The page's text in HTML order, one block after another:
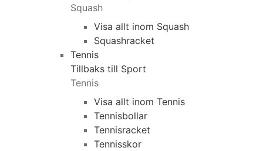
Squash
Visa allt inom Squash
Squashracket
Tennis
Tillbaks till Sport
Tennis
Visa allt inom Tennis
Tennisbollar
Tennisracket
Tennisskor